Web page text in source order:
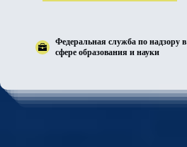
Федеральная служба по надзору в
сфере образования и науки